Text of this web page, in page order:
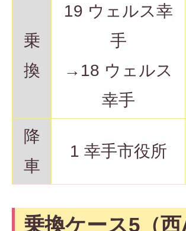
乗
換
19 ウェルス幸
手
→18 ウェルス
幸手
降
車
1 幸手市役所
乗換ケース5（